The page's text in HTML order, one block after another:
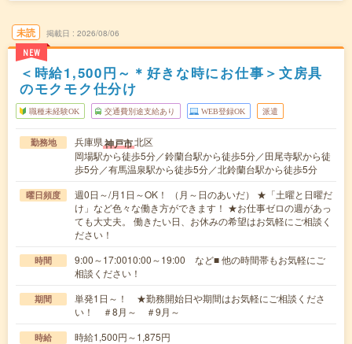
未読
NEW
掲載日 2026/08/06
＜時給1,500円～＊好きな時にお仕事＞文房具
のモクモク仕分け
職種未経験OK 交通費別途支給あり WEB登録OK 派遣
勤務地 兵庫県神戸市北区
岡場駅から徒歩5分／鈴蘭台駅から徒歩5分／田尾寺駅から徒
歩5分／有馬温泉駅から徒歩5分／北鈴蘭台駅から徒歩5分
曜日頻度
週0日～/月1日～OK！ （月～日のあいだ） ★「土曜と日曜だ
け」など色々な働き方ができます！ ★お仕事ゼロの週があっ
ても大丈夫。 働きたい日、お休みの希望はお気軽にご相談く
ださい！
時間
9:00～17:0010:00～19:00 など■ 他の時間帯もお気軽にご
相談ください！
期間
単発1日～！ ★勤務開始日や期間はお気軽にご相談くださ
い！ ＃8月～ ＃9月～
時給 時給1,500円～1,875円